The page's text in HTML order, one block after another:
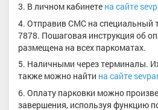
3. В личном кабинете на сайте
4. Отправив СМС на специальный
7878. Пошаговая инструкция об
размещена на всех паркоматах.
5. Наличными через терминалы.
также можно найти на сайте
6. Оплату парковки можно
завершения, используя функцию